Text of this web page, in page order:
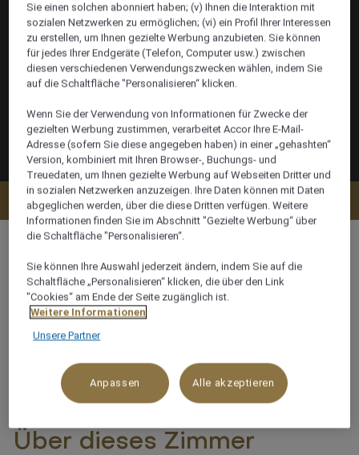
Verfügbarkeit anzeigen
244 m²
6 x
Über dieses Zimmer
Sie einen solchen abonniert haben; (v) Ihnen die Interaktion mit
sozialen Netzwerken zu ermöglichen; (vi) ein Profil Ihrer Interessen
zu erstellen, um Ihnen gezielte Werbung anzubieten. Sie können
für jedes Ihrer Endgeräte (Telefon, Computer usw.) zwischen
diesen verschiedenen Verwendungszwecken wählen, indem Sie
auf die Schaltfläche "Personalisieren“ klicken.
Wenn Sie der Verwendung von Informationen für Zwecke der
gezielten Werbung zustimmen, verarbeitet Accor Ihre E-Mail-
Adresse (sofern Sie diese angegeben haben) in einer „gehashten“
Version, kombiniert mit Ihren Browser-, Buchungs- und
Treuedaten, um Ihnen gezielte Werbung auf Webseiten Dritter und
in sozialen Netzwerken anzuzeigen. Ihre Daten können mit Daten
abgeglichen werden, über die diese Dritten verfügen. Weitere
Informationen finden Sie im Abschnitt "Gezielte Werbung“ über
die Schaltfläche "Personalisieren“.
Sie können Ihre Auswahl jederzeit ändern, indem Sie auf die
Schaltfläche „Personalisieren“ klicken, die über den Link
"Cookies“ am Ende der Seite zugänglich ist.
Weitere Informationen
Unsere Partner
Anpassen Alle akzeptieren